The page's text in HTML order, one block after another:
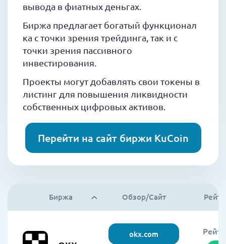
вывода в фиатных деньгах.
Биржа предлагает богатый функционал
ка с точки зрения трейдинга, так и с
точки зрения пассивного
инвестирования.
Проекты могут добавлять свои токены в
листинг для повышения ликвидности
собственных цифровых активов.
Перейти на сайт биржи KuCoin
Биржа Обзор/Сайт
okx.com